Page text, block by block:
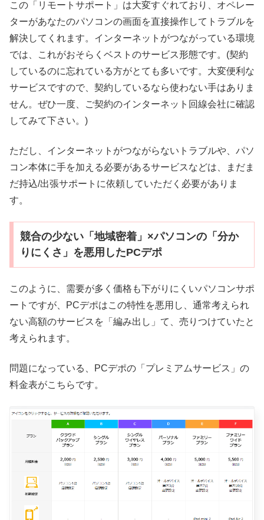
この「リモートサポート」は大変すぐれており、オペレー
ターがあなたのパソコンの画面を直接操作してトラブルを
解決してくれます。インターネットがつながっている環境
では、これがおそらくベストのサービス形態です。(契約
しているのに忘れている方がとても多いです。大変便利な
サービスですので、契約しているなら使わない手はありま
せん。ぜひ一度、ご契約のインターネット回線会社に確認
してみて下さい。)
ただし、インターネットがつながらないトラブルや、パソ
コン本体に手を加える必要があるサービスなどは、まだま
だ持込/出張サポートに依頼していただく必要がありま
す。
競合の少ない「地域密着」×パソコンの「分か
りにくさ」を悪用したPCデポ
このように、需要が多く価格も下がりにくいパソコンサポ
ートですが、PCデポはこの特性を悪用し、通常考えられ
ない高額のサービスを「編み出し」て、売りつけていたと
考えられます。
問題になっている、PCデポの「プレミアムサービス」の
料金表がこちらです。